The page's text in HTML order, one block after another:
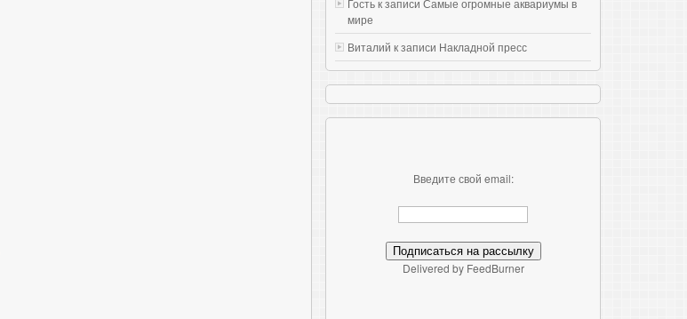
Гость к записи Самые огромные аквариумы в
мире
Виталий к записи Накладной пресс
Введите свой email:
Delivered by FeedBurner